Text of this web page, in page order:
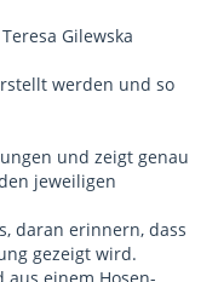
Gilewska
werden und so
und zeigt genau
jeweiligen
daran erinnern, dass
gezeigt wird.